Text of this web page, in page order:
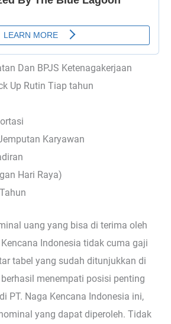
Dan BPJS Ketenagakerjaan
Up Rutin Tiap tahun
Karyawan
Hari Raya)
uang yang bisa di terima oleh
Indonesia tidak cuma gaji
tabel yang sudah ditunjukkan di
menempati posisi penting
PT. Naga Kencana Indonesia ini,
yang dapat diperoleh. Tidak